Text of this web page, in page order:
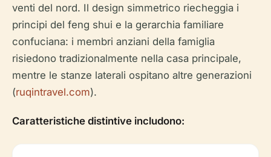
venti del nord. Il design simmetrico riecheggia i
principi del feng shui e la gerarchia familiare
confuciana: i membri anziani della famiglia
risiedono tradizionalmente nella casa principale,
mentre le stanze laterali ospitano altre generazioni
(ruqintravel.com).
Caratteristiche distintive includono: